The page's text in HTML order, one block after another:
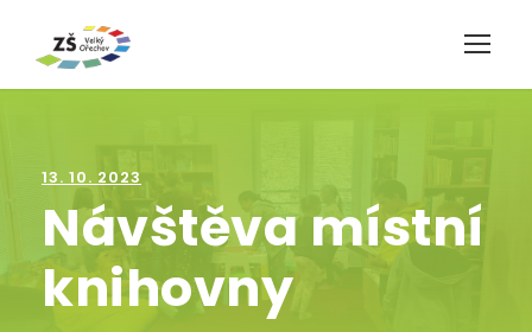
13. 10. 2023
Návštěva místní
knihovny